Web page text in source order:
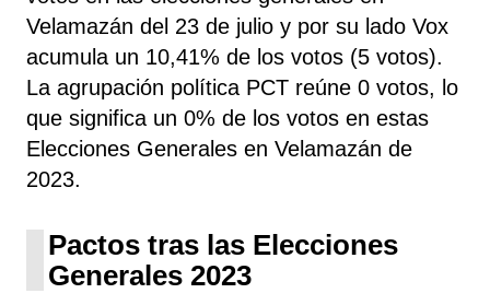
Velamazán del 23 de julio y por su lado Vox
acumula un 10,41% de los votos (5 votos).
La agrupación política PCT reúne 0 votos, lo
que significa un 0% de los votos en estas
Elecciones Generales en Velamazán de
2023.
Pactos tras las Elecciones
Generales 2023